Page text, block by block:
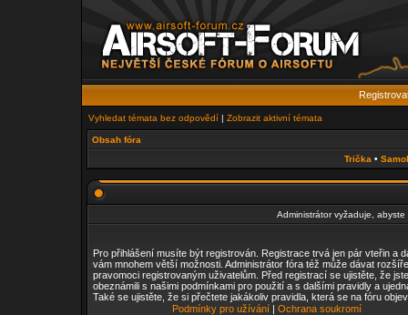
Vyhledat témata bez odpovědí | Zobrazit aktivní témata
Obsah fóra
Trička •
Administrátor vyžaduje,
Pro přihlášení musíte být registrován. Registrace trvá jen pár vteřin a
vám mnohem větší možnosti. Administrátor fóra též může dávat
pravomoci registrovaným uživatelům. Před registrací se ujistěte, že
obeznámili s našimi podmínkami pro použití a s dalšími pravidly a
Také se ujistěte, že si přečtete jakákoliv pravidla, která se na fóru
Podmínky pro užívání | Ochrana soukromí